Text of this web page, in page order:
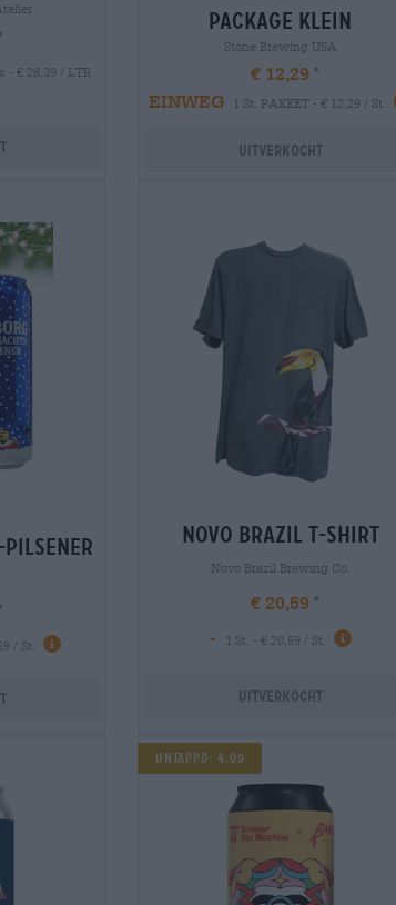
- € 28,39 / LTR
package klein
Stone Brewing USA
€ 12,29
EINWEG
1 St. PAKKET - € 12,29 / St.
Uitverkocht
pilsener
/ St.
novo brazil t-shirt
Novo Brazil Brewing Co.
€ 20,59
-
1 St. - € 20,59 / St.
Uitverkocht
Untappd: 4,09